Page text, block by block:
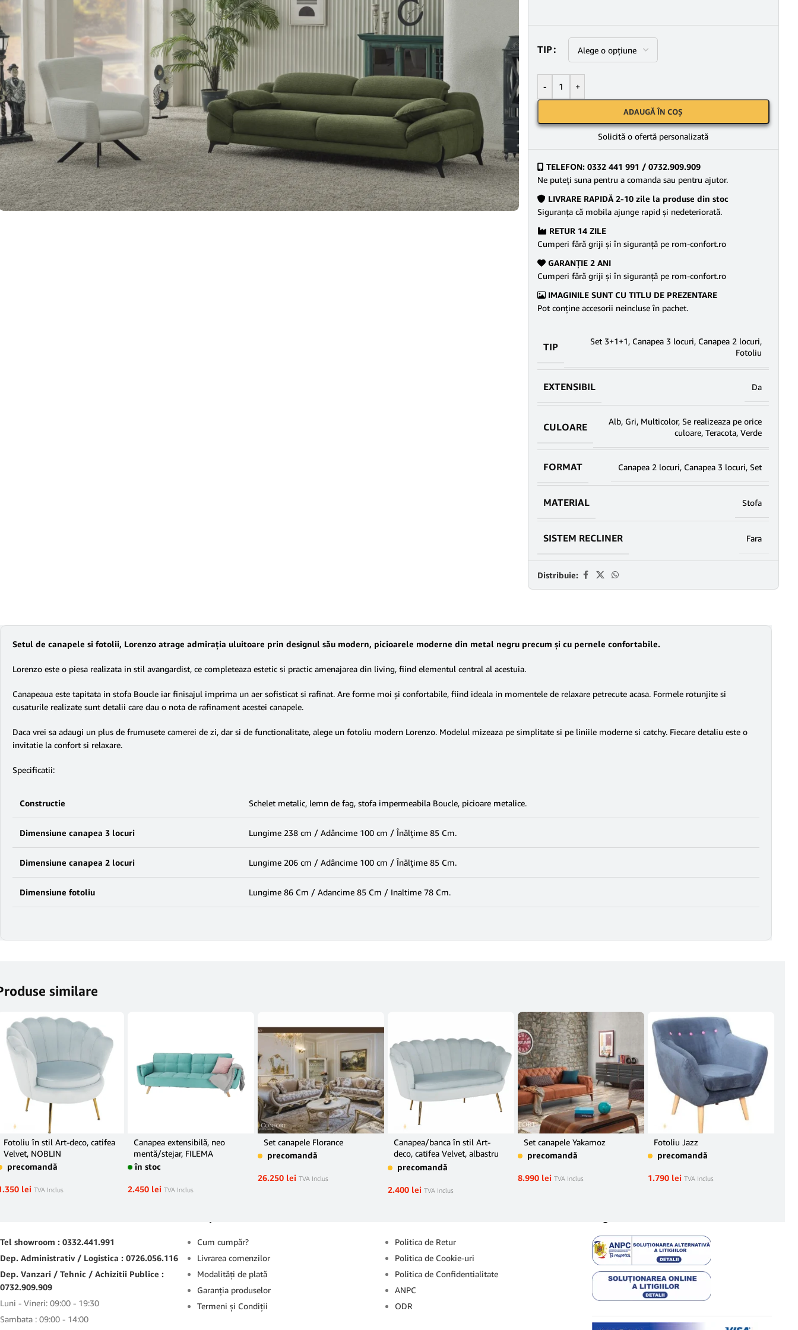
TIP
- +
ADAUGĂ ÎN COȘ
Solicită o ofertă personalizată
TELEFON: 0332 441 991 / 0732.909.909
Ne puteţi suna pentru a comanda sau pentru ajutor.
LIVRARE RAPIDĂ 2-10 zile la produse din stoc
Siguranţa că mobila ajunge rapid şi nedeteriorată.
RETUR 14 ZILE
Cumperi fără griji şi în siguranţă pe rom-confort.ro
GARANŢIE 2 ANI
Cumperi fără griji şi în siguranţă pe rom-confort.ro
IMAGINILE SUNT CU TITLU DE PREZENTARE
Pot conține accesorii neincluse în pachet.
TIP Set 3+1+1, Canapea 3 locuri, Canapea 2 locuri,
Fotoliu
EXTENSIBIL Da
CULOARE Alb, Gri, Multicolor, Se realizeaza pe orice
culoare, Teracota, Verde
FORMAT Canapea 2 locuri, Canapea 3 locuri, Set
MATERIAL Stofa
SISTEM RECLINER Fara
Distribuie:
Setul de canapele si fotolii, Lorenzo atrage admirația uluitoare prin designul său modern, picioarele moderne din metal negru precum și cu pernele confortabile.
Lorenzo este o piesa realizata in stil avangardist, ce completeaza estetic si practic amenajarea din living, fiind elementul central al acestuia.
Canapeaua este tapitata in stofa Boucle iar finisajul imprima un aer sofisticat si rafinat. Are forme moi și confortabile, fiind ideala in momentele de relaxare petrecute acasa. Formele rotunjite si
cusaturile realizate sunt detalii care dau o nota de rafinament acestei canapele.
Daca vrei sa adaugi un plus de frumusete camerei de zi, dar si de functionalitate, alege un fotoliu modern Lorenzo. Modelul mizeaza pe simplitate si pe liniile moderne si catchy. Fiecare detaliu este o
invitatie la confort si relaxare.
Specificatii:
Constructie Schelet metalic, lemn de fag, stofa impermeabila Boucle, picioare metalice.
Dimensiune canapea 3 locuri Lungime 238 cm / Adâncime 100 cm / Înălțime 85 Cm.
Dimensiune canapea 2 locuri Lungime 206 cm / Adâncime 100 cm / Înălțime 85 Cm.
Dimensiune fotoliu Lungime 86 Cm / Adancime 85 Cm / Inaltime 78 Cm.
similare
Fotoliu în stil Art-deco, catifea
Velvet, NOBLIN
precomandă
lei TVA Inclus
Canapea extensibilă, neo
mentă/stejar, FILEMA
în stoc
2.450 lei TVA Inclus
Set canapele Florance
precomandă
26.250 lei TVA Inclus
Canapea/banca în stil Art-
deco, catifea Velvet, albastru
deschis, NOBLIN
precomandă
2.400 lei TVA Inclus
Set canapele Yakamoz
precomandă
8.990 lei TVA Inclus
Fotoliu Jazz
precomandă
1.790 lei TVA Inclus
Tel showroom : 0332.441.991
Dep. Administrativ / Logistica : 0726.056.116
Dep. Vanzari / Tehnic / Achizitii Publice :
0732.909.909
Luni - Vineri: 09:00 - 19:30
Sambata : 09:00 - 14:00
Cum cumpăr?
Livrarea comenzilor
Modalităţi de plată
Garanţia produselor
Termeni şi Condiţii
Politica de Retur
Politica de Cookie-uri
Politica de Confidentialitate
ANPC
ODR